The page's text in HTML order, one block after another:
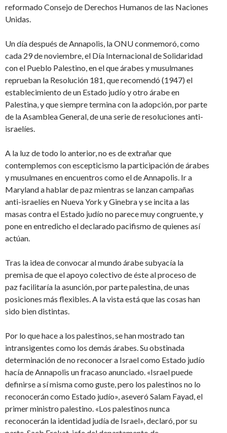
reformado Consejo de Derechos Humanos de las Naciones
Unidas.
Un día después de Annapolis, la ONU conmemoró, como
cada 29 de noviembre, el Día Internacional de Solidaridad
con el Pueblo Palestino, en el que árabes y musulmanes
reprueban la Resolución 181, que recomendó (1947) el
establecimiento de un Estado judío y otro árabe en
Palestina, y que siempre termina con la adopción, por parte
de la Asamblea General, de una serie de resoluciones anti-
israelíes.
A la luz de todo lo anterior, no es de extrañar que
contemplemos con escepticismo la participación de árabes
y musulmanes en encuentros como el de Annapolis. Ir a
Maryland a hablar de paz mientras se lanzan campañas
anti-israelíes en Nueva York y Ginebra y se incita a las
masas contra el Estado judío no parece muy congruente, y
pone en entredicho el declarado pacifismo de quienes así
actúan.
Tras la idea de convocar al mundo árabe subyacía la
premisa de que el apoyo colectivo de éste al proceso de
paz facilitaría la asunción, por parte palestina, de unas
posiciones más flexibles. A la vista está que las cosas han
sido bien distintas.
Por lo que hace a los palestinos, se han mostrado tan
intransigentes como los demás árabes. Su obstinada
determinación de no reconocer a Israel como Estado judío
hacía de Annapolis un fracaso anunciado. «Israel puede
definirse a sí misma como guste, pero los palestinos no lo
reconocerán como Estado judío», aseveró Salam Fayad, el
primer ministro palestino. «Los palestinos nunca
reconocerán la identidad judía de Israel», declaró, por su